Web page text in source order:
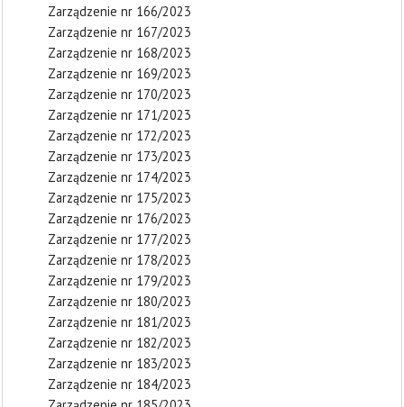
Zarządzenie nr 166/2023
Zarządzenie nr 167/2023
Zarządzenie nr 168/2023
Zarządzenie nr 169/2023
Zarządzenie nr 170/2023
Zarządzenie nr 171/2023
Zarządzenie nr 172/2023
Zarządzenie nr 173/2023
Zarządzenie nr 174/2023
Zarządzenie nr 175/2023
Zarządzenie nr 176/2023
Zarządzenie nr 177/2023
Zarządzenie nr 178/2023
Zarządzenie nr 179/2023
Zarządzenie nr 180/2023
Zarządzenie nr 181/2023
Zarządzenie nr 182/2023
Zarządzenie nr 183/2023
Zarządzenie nr 184/2023